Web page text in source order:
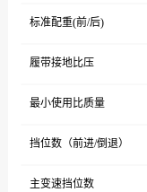
标准配重(前/后)
履带接地比压
最小使用比质量
挡位数（前进/倒退）
主变速挡位数